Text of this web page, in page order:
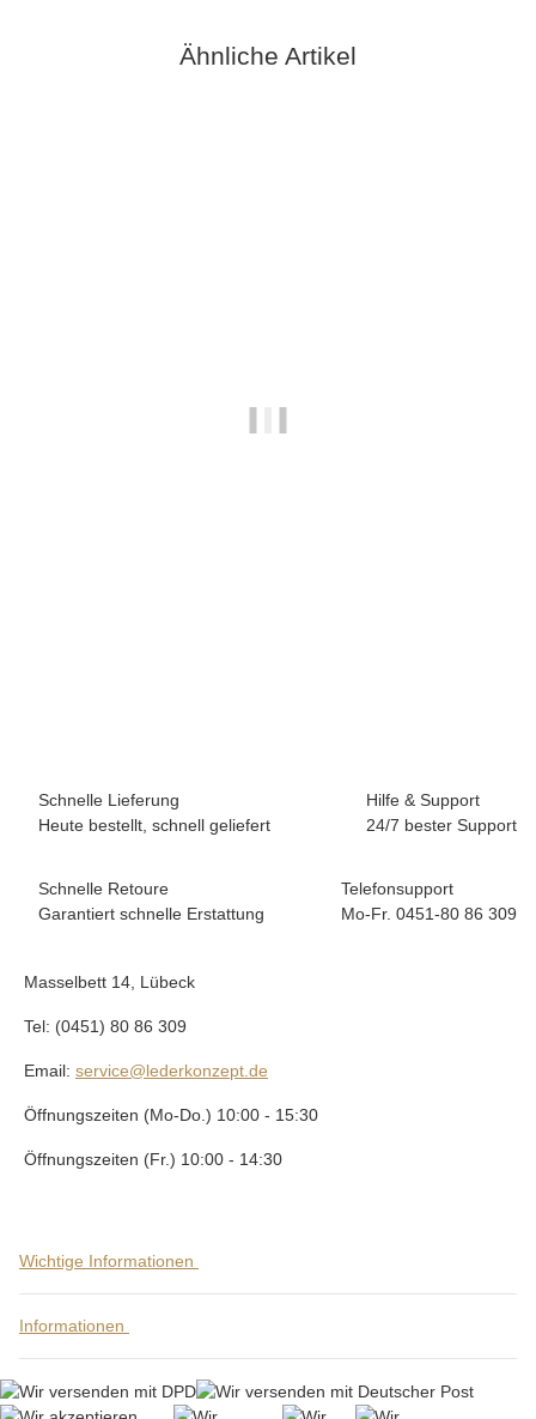
Ähnliche Artikel
Schnelle Lieferung
Heute bestellt, schnell geliefert
Hilfe & Support
24/7 bester Support
Schnelle Retoure
Garantiert schnelle Erstattung
Telefonsupport
Mo-Fr. 0451-80 86 309
Masselbett 14, Lübeck
Tel: (0451) 80 86 309
Email: service@lederkonzept.de
Öffnungszeiten (Mo-Do.) 10:00 - 15:30
Öffnungszeiten (Fr.) 10:00 - 14:30
Wichtige Informationen
Informationen